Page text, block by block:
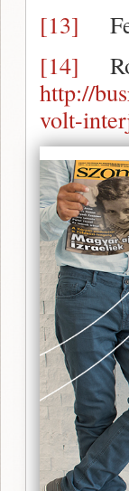
[13]
[14]
http://
volt-